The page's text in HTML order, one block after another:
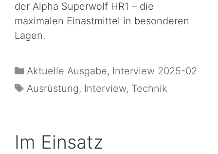
der Alpha Superwolf HR1 – die
maximalen Einastmittel in besonderen
Lagen.
Aktuelle Ausgabe, Interview 2025-02
Ausrüstung, Interview, Technik
Im Einsatz